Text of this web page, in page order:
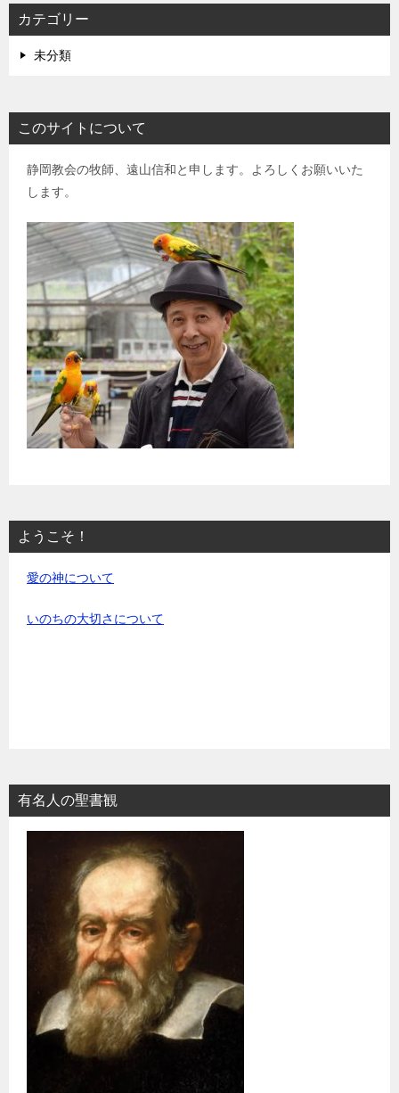
カテゴリー
未分類
このサイトについて
静岡教会の牧師、遠山信和と申します。よろしくお願いいた
します。
ようこそ！
愛の神について
いのちの大切さについて
有名人の聖書観